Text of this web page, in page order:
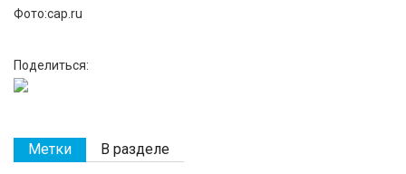
Фото:cap.ru
Поделиться:
Метки В разделе